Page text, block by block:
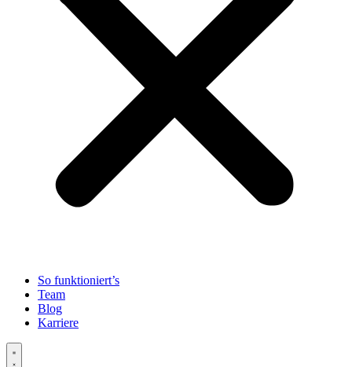
So funktioniert’s
Team
Blog
Karriere